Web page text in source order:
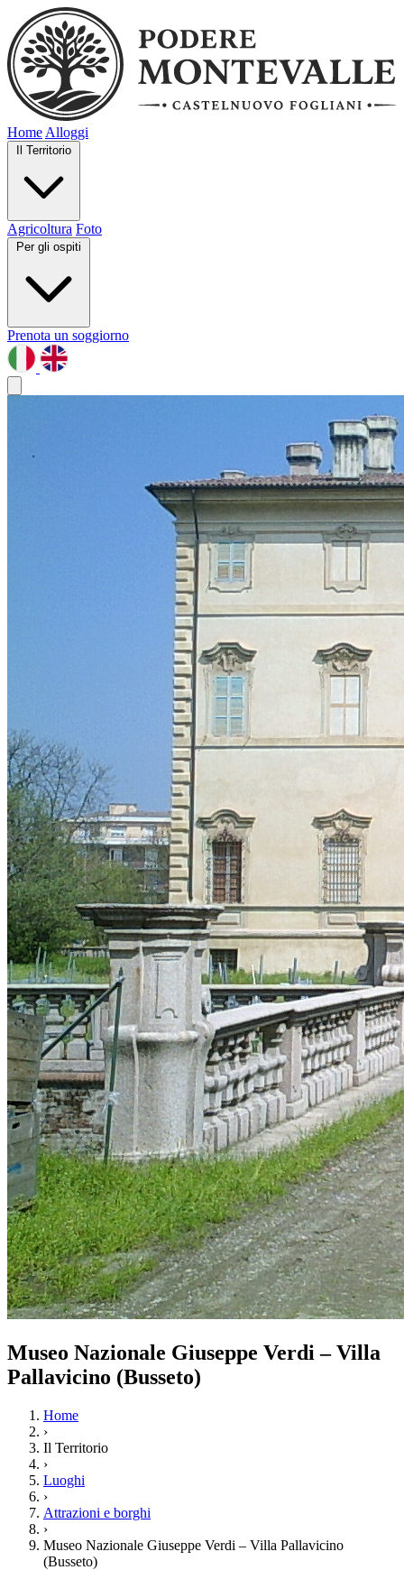
Home Alloggi
Il Territorio
Agricoltura Foto
Per gli ospiti
Prenota un soggiorno
Museo Nazionale Giuseppe Verdi – Villa
Pallavicino (Busseto)
Home
›
Il Territorio
›
Luoghi
›
Attrazioni e borghi
›
Museo Nazionale Giuseppe Verdi – Villa Pallavicino
(Busseto)